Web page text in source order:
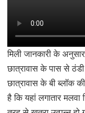
मिली जानकारी के
छात्रावास के पास से
छात्रावास के बी ब्लॉक
है कि यहां लगातार मलवा